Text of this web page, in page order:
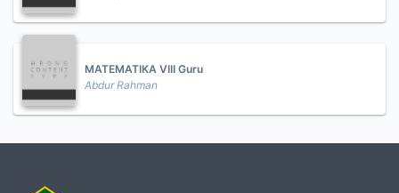
MATEMATIKA VIII Guru
Abdur Rahman